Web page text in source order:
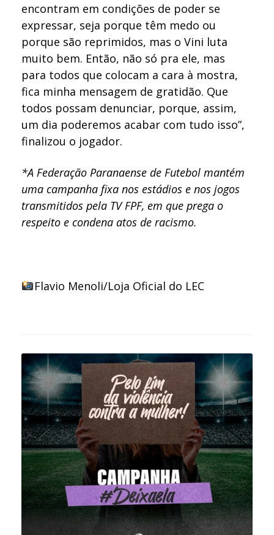
encontram em condições de poder se
expressar, seja porque têm medo ou
porque são reprimidos, mas o Vini luta
muito bem. Então, não só pra ele, mas
para todos que colocam a cara à mostra,
fica minha mensagem de gratidão. Que
todos possam denunciar, porque, assim,
um dia poderemos acabar com tudo isso”,
finalizou o jogador.
*A Federação Paranaense de Futebol mantém
uma campanha fixa nos estádios e nos jogos
transmitidos pela TV FPF, em que prega o
respeito e condena atos de racismo.
Flavio Menoli/Loja Oficial do LEC